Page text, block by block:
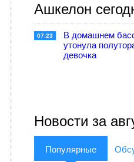
Ашкелон
07:23
В домашнем
утонула
девочка
Новости за
Популярные